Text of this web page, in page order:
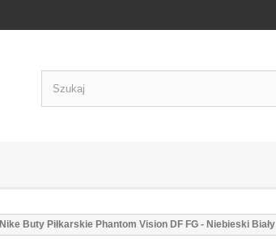
Nike Buty Piłkarskie Phantom Vision DF FG - Niebieski Biały